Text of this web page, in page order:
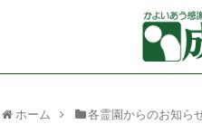
ホーム 各霊園からのお知ら